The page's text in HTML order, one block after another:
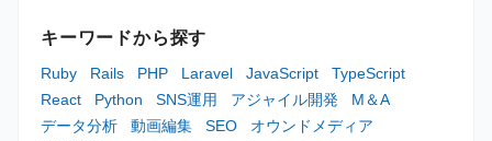
キーワードから探す
Ruby Rails PHP Laravel JavaScript
TypeScript
React
Python SNS運用 アジャイル開発
M＆A
データ分析
動画編集 SEO
オウンドメディア